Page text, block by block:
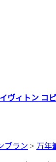
ヴィトン コ
ブラン > 万年